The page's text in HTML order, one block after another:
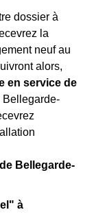
dossier à
la
neuf au
alors,
en service de
Bellegarde-
Bellegarde-
à